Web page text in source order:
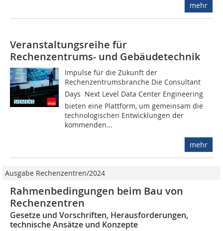
mehr
Veranstaltungsreihe für
Rechenzentrums- und Gebäudetechnik
Impulse für die Zukunft der
Rechenzentrumsbranche Die Consultant
Days  Next Level Data Center Engineering
bieten eine Plattform, um gemeinsam die
technologischen Entwicklungen der
kommenden...
mehr
Ausgabe Rechenzentren/2024
Rahmenbedingungen beim Bau von
Rechenzentren
Gesetze und Vorschriften, Herausforderungen,
technische Ansätze und Konzepte